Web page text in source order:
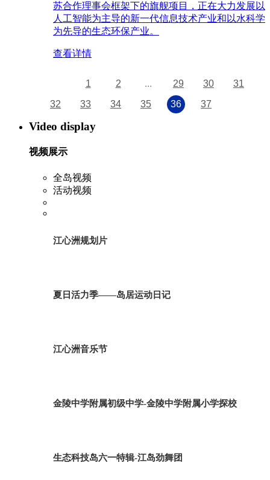
苏合作理事会框架下的旗舰项目，正在大力发展以
人工智能为主导的新一代信息技术产业和以水科学
为先导的生态环保产业。
查看详情
1 2 ... 29 30
31
32
33 34 35 36 37
Video display
视频展示
全岛视频
活动视频
江心洲规划片
夏日活力季——岛居运动日记
江心洲音乐节
金陵中学附属初级中学-金陵中学附属小学探校
生态科技岛六一特辑-江岛劲舞团